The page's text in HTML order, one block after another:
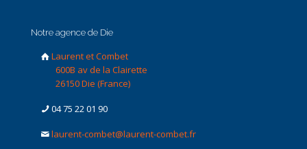
Notre agence de Die
Laurent et Combet
600B av de la Clairette
26150 Die (France)
04 75 22 01 90
laurent-combet@laurent-combet.fr